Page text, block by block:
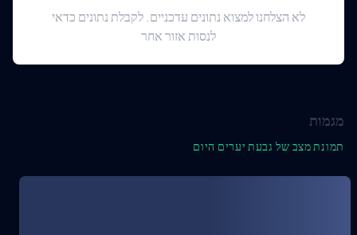
לא הצלחנו למצוא נתונים עדכניים. לקבלת נתונים כדאי
לנסות אזור אחר
מגמות
תמונת מצב של גבעת יערים היום